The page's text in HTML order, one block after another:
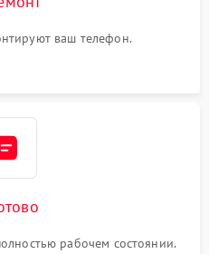
ваш телефон.
рабочем состоянии.